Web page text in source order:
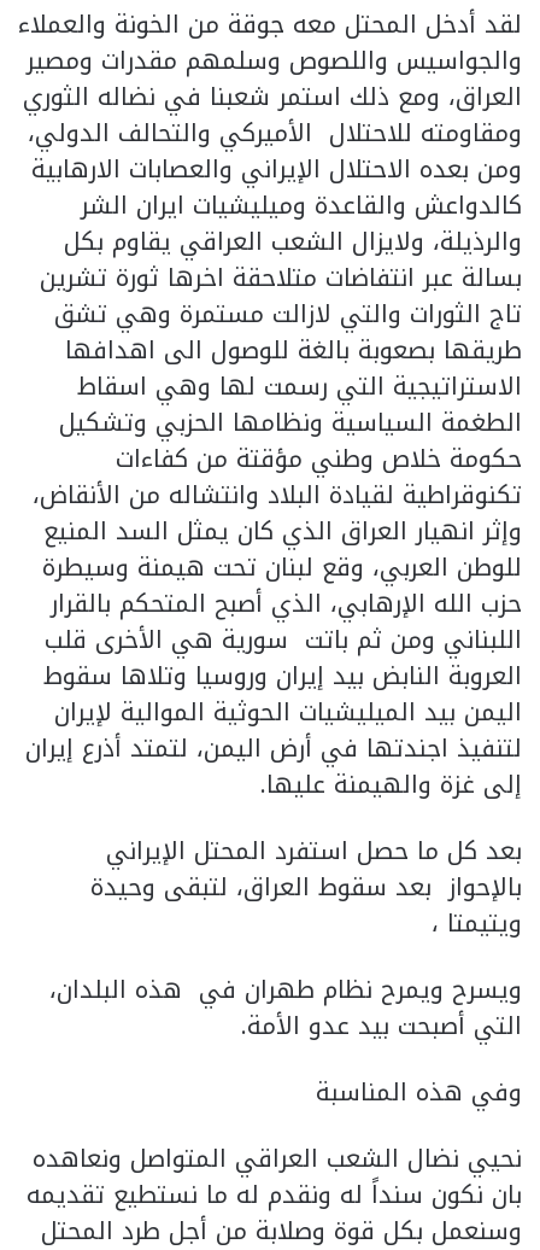
لقد أدخل المحتل معه جوقة من الخونة والعملاء
والجواسيس واللصوص وسلمهم مقدرات ومصير
العراق، ومع ذلك استمر شعبنا في نضاله الثوري
ومقاومته للاحتلال الأميركي والتحالف الدولي،
ومن بعده الاحتلال الإيراني والعصابات الارهابية
كالدواعش والقاعدة وميليشيات ايران الشر
والرذيلة، ولايزال الشعب العراقي يقاوم بكل
بسالة عبر انتفاضات متلاحقة اخرها ثورة تشرين
تاج الثورات والتي لازالت مستمرة وهي تشق
طريقها بصعوبة بالغة للوصول الى اهدافها
الاستراتيجية التي رسمت لها وهي اسقاط
الطغمة السياسية ونظامها الحزبي وتشكيل
حكومة خلاص وطني مؤقتة من كفاءات
تكنوقراطية لقيادة البلاد وانتشاله من الأنقاض،
وإثر انهيار العراق الذي كان يمثل السد المنيع
للوطن العربي، وقع لبنان تحت هيمنة وسيطرة
حزب الله الإرهابي، الذي أصبح المتحكم بالقرار
اللبناني ومن ثم باتت سورية هي الأخرى قلب
العروبة النابض بيد إيران وروسيا وتلاها سقوط
اليمن بيد الميليشيات الحوثية الموالية لإيران
لتنفيذ اجندتها في أرض اليمن، لتمتد أذرع إيران
إلى غزة والهيمنة عليها.
بعد كل ما حصل استفرد المحتل الإيراني
بالإحواز بعد سقوط العراق، لتبقى وحيدة
ويتيمتا ،
ويسرح ويمرح نظام طهران في هذه البلدان،
التي أصبحت بيد عدو الأمة.
وفي هذه المناسبة
نحيي نضال الشعب العراقي المتواصل ونعاهده
بان نكون سنداً له ونقدم له ما نستطيع تقديمه
وسنعمل بكل قوة وصلابة من أجل طرد المحتل